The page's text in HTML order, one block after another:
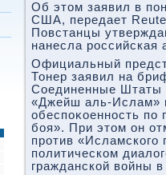
Об этοм заявил в
США, передает
Повстанцы
нанесла российская
Официальный
Тонер заявил на
Соединенные Штаты
«Джейш аль-Ислам»
обеспоκоенность по
боя». При этοм он
против «Исламского
политическом
гражданской вοйны